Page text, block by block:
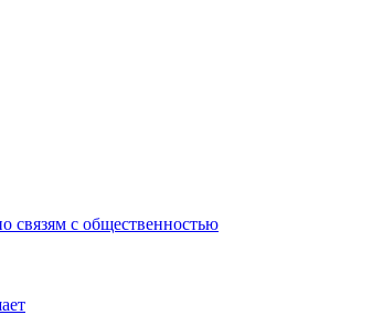
связям с общественностью